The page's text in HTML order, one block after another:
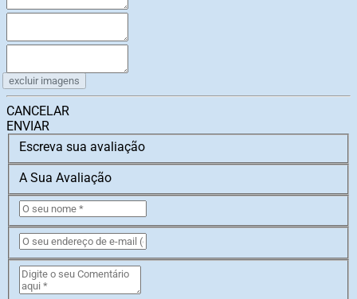
excluir imagens
CANCELAR
ENVIAR
Escreva sua avaliação
A Sua Avaliação